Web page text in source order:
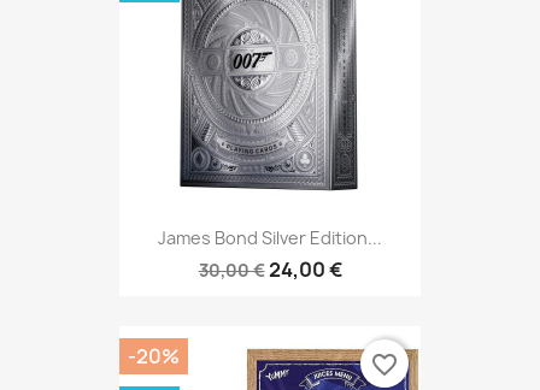
James Bond Silver Edition...
30,00 €24,00 €
-20%
favorite_border